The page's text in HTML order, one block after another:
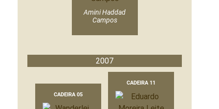
Amini Haddad
Campos
2007
CADEIRA 05
CADEIRA 11